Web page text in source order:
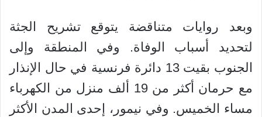
وبعد روايات متناقضة يتوقع تشريح الجثة
لتحديد أسباب الوفاة. وفي المنطقة وإلى
الجنوب بقيت 13 دائرة فرنسية في حال الإنذار
مع حرمان أكثر من 19 ألف منزل من الكهرباء
مساء الخميس. وفي نيمور، إحدى المدن الأكثر